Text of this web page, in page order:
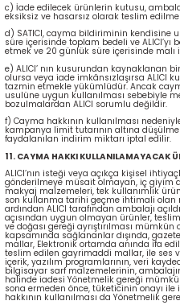
c) İade edilecek ürünlerin kutusu,
eksiksiz ve hasarsız olarak teslim
d) SATICI, cayma bildiriminin kendisine
süre içerisinde toplam bedeli ve ALICI’yı
etmek ve 20 günlük süre içerisinde
e) ALICI’ nın kusurundan kaynaklanan
olursa veya iade imkânsızlaşırsa ALICI
tazmin etmekle yükümlüdür. Ancak
usulüne uygun kullanılması sebebiyle
bozulmalardan ALICI sorumlu değildir.
f) Cayma hakkının kullanılması
kampanya limit tutarının altına
faydalanılan indirim miktarı iptal edilir.
11. CAYMA HAKKI KULLANILAMAYACAK
ALICI’nın isteği veya açıkça kişisel
gönderilmeye müsait olmayan, iç giyim
makyaj malzemeleri, tek kullanımlık
son kullanma tarihi geçme ihtimali olan
ardından ALICI tarafından ambalajı
açısından uygun olmayan ürünler,
ve doğası gereği ayrıştırılması
kapsamında sağlananlar dışında,
mallar, Elektronik ortamda anında ifa
teslim edilen gayrimaddi mallar, ile ses
içerik, yazılım programlarının, veri
bilgisayar sarf malzemelerinin,
halinde iadesi Yönetmelik gereği
sona ermeden önce, tüketicinin onayı
hakkının kullanılması da Yönetmelik